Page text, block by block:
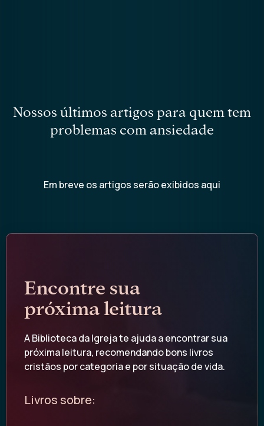
nossos últimos artigos para quem tem
problemas com ansiedade
Em breve os artigos serão exibidos aqui
Encontre sua
próxima leitura
A Biblioteca da Igreja te ajuda a encontrar sua
próxima leitura, recomendando bons livros
cristãos por categoria e por situação de vida.
Livros sobre: